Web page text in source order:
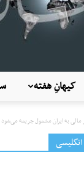
کیهانِ هفته
مالی به ایران مشمول جریمه می‌شود